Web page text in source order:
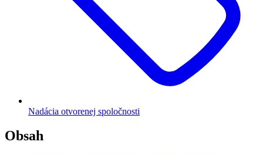
Nadácia otvorenej spoločnosti
Obsah